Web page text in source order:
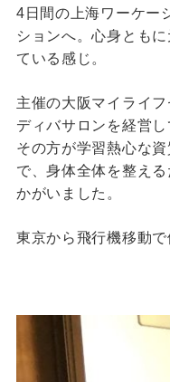
4日間の上海ワーケー
ションへ。心身とも
ている感じ。
主催の大阪マイライ
ディバサロンを経営
その方が学習熱心な
で、身体全体を整え
かがいました。
東京から飛行機移動で